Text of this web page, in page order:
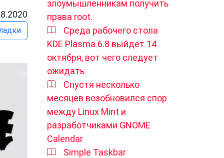
злоумышленникам получить
права root.
Среда рабочего стола
KDE Plasma 6.8 выйдет 14
октября, вот чего следует
ожидать
Спустя несколько
месяцев возобновился спор
между Linux Mint и
разработчиками GNOME
Calendar
Simple Taskbar